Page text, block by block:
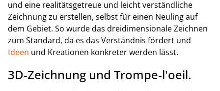
und eine realitätsgetreue und leicht verständliche
Zeichnung zu erstellen, selbst für einen Neuling auf
dem Gebiet. So wurde das dreidimensionale Zeichnen
zum Standard, da es das Verständnis fördert und
Ideen und Kreationen konkreter werden lässt.
3D-Zeichnung und Trompe-l'oeil.